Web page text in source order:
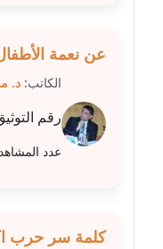
مدونة عبد الوهاب بدر
مدونة عبير بسيوني
عن نعمة
الكاتب: د.
رقم
عدد
كلمة سر حرب